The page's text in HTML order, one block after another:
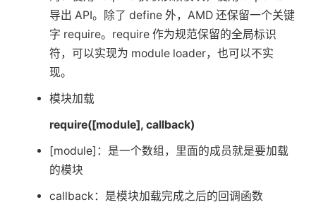
导出 API。除了 define 外，AMD 还保留一个关键
字 require。require 作为规范保留的全局标识
符，可以实现为 module loader，也可以不实
现。
模块加载
require([module], callback)
[module]：是一个数组，里面的成员就是要加载
的模块
callback：是模块加载完成之后的回调函数